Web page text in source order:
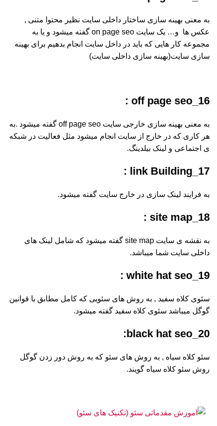
به معنی بهینه سازی ساختار داخلی سایت نظیر محتوا متنی ,
عکس ها و… یک سایت on page seo گفته میشود و یا به
مجموعه کار هایی که باید در داخل سایت انجام بدهیم برای بهینه
سازی سایت(بهینه سازی داخلی سایت)
16_off page seo :
به معنی بهینه سازی خارجی سایت off page seo گفته میشود .به
هر کاری که در خارج از سایت انجام میشود مثل فعالیت در شبکه
ی اجتماعی و لینک بیلدینگ.
17_link Building :
به فرایند لینک سازی در خارج سایت گفته میشود.
18_site map :
به نقشه ی سایت site map گفته میشود که شامل لینک های
داخلی سایت شما میباشد.
19_white hat seo :
سئوی کلاه سفید , به روش های سئویی که کامل مطابق با قوانین
گوگل میباشد سئوی کلاه سفید گفته میشود.
20_black hat seo:
سئو کلاه سیاه , به روش های سئو که به روش دور زدن گوگل
روش سئو کلاه سیاه گویند.